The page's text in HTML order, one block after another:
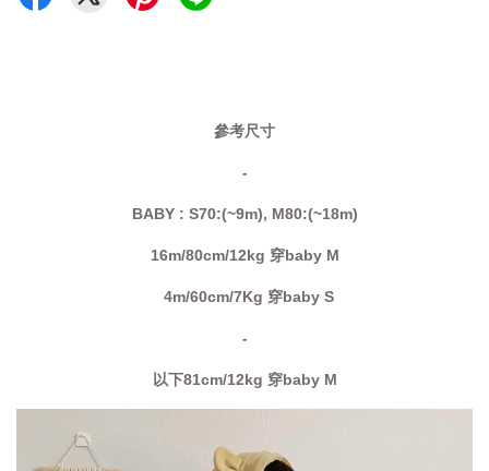
參考尺寸
-
BABY : S70:(~9m), M80:(~18m)
16m/80cm/12kg 穿baby M
4m/60cm/7Kg 穿baby S
-
以下81cm/12kg 穿baby M